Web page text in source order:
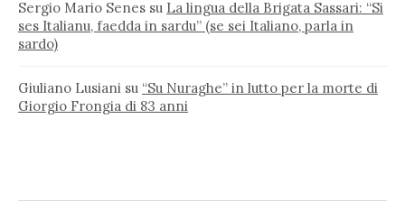
Sergio Mario Senes su La lingua della Brigata Sassari: “Si
ses Italianu, faedda in sardu” (se sei Italiano, parla in
sardo)
Giuliano Lusiani su “Su Nuraghe” in lutto per la morte di
Giorgio Frongia di 83 anni